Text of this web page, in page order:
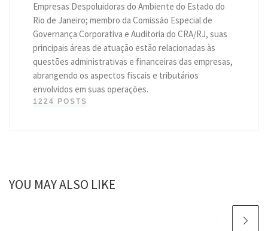
Empresas Despoluidoras do Ambiente do Estado do
Rio de Janeiro; membro da Comissão Especial de
Governança Corporativa e Auditoria do CRA/RJ, suas
principais áreas de atuação estão relacionadas às
questões administrativas e financeiras das empresas,
abrangendo os aspectos fiscais e tributários
envolvidos em suas operações.
1224 POSTS
YOU MAY ALSO LIKE